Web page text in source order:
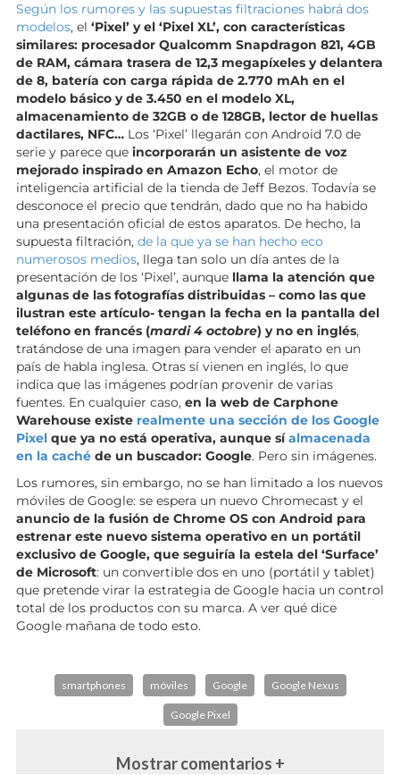
Según los rumores y las supuestas filtraciones habrá dos
modelos, el ‘Pixel’ y el ‘Pixel XL’, con características
similares: procesador Qualcomm Snapdragon 821, 4GB
de RAM, cámara trasera de 12,3 megapíxeles y delantera
de 8, batería con carga rápida de 2.770 mAh en el
modelo básico y de 3.450 en el modelo XL,
almacenamiento de 32GB o de 128GB, lector de huellas
dactilares, NFC… Los ‘Pixel’ llegarán con Android 7.0 de
serie y parece que incorporarán un asistente de voz
mejorado inspirado en Amazon Echo, el motor de
inteligencia artificial de la tienda de Jeff Bezos. Todavía se
desconoce el precio que tendrán, dado que no ha habido
una presentación oficial de estos aparatos. De hecho, la
supuesta filtración, de la que ya se han hecho eco
numerosos medios, llega tan solo un día antes de la
presentación de los ‘Pixel’, aunque llama la atención que
algunas de las fotografías distribuidas – como las que
ilustran este artículo- tengan la fecha en la pantalla del
teléfono en francés (mardi 4 octobre) y no en inglés,
tratándose de una imagen para vender el aparato en un
país de habla inglesa. Otras sí vienen en inglés, lo que
indica que las imágenes podrían provenir de varias
fuentes. En cualquier caso, en la web de Carphone
Warehouse existe realmente una sección de los Google
Pixel que ya no está operativa, aunque síalmacenada
en la caché de un buscador: Google. Pero sin imágenes.
Los rumores, sin embargo, no se han limitado a los nuevos
móviles de Google: se espera un nuevo Chromecast y el
anuncio de la fusión de Chrome OS con Android para
estrenar este nuevo sistema operativo en un portátil
exclusivo de Google, que seguiría la estela del ‘Surface’
de Microsoft: un convertible dos en uno (portátil y tablet)
que pretende virar la estrategia de Google hacia un control
total de los productos con su marca. A ver qué dice
Google mañana de todo esto.
smartphones móviles Google Google Nexus
Google Pixel
Mostrar comentarios +